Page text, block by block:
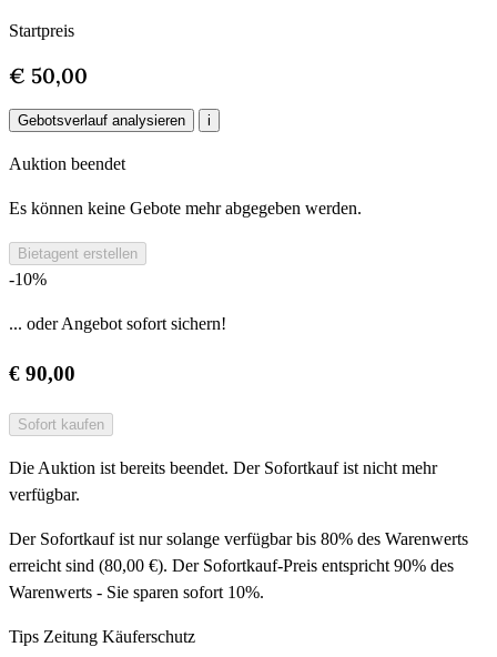
Startpreis
€ 50,00
Gebotsverlauf analysieren i
Auktion beendet
Es können keine Gebote mehr abgegeben werden.
Bietagent erstellen
-10%
... oder Angebot sofort sichern!
€ 90,00
Sofort kaufen
Die Auktion ist bereits beendet. Der Sofortkauf ist nicht mehr
verfügbar.
Der Sofortkauf ist nur solange verfügbar bis 80% des Warenwerts
erreicht sind (80,00 €). Der Sofortkauf-Preis entspricht 90% des
Warenwerts - Sie sparen sofort 10%.
Tips Zeitung Käuferschutz